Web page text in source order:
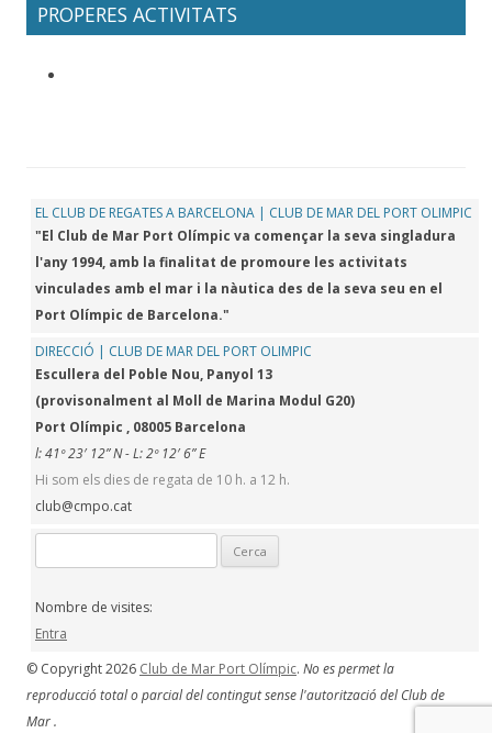
PROPERES ACTIVITATS
EL CLUB DE REGATES A BARCELONA | CLUB DE MAR DEL PORT OLIMPIC
"El Club de Mar Port Olímpic va començar la seva singladura
l'any 1994, amb la finalitat de promoure les activitats
vinculades amb el mar i la nàutica des de la seva seu en el
Port Olímpic de Barcelona."
DIRECCIÓ | CLUB DE MAR DEL PORT OLIMPIC
Escullera del Poble Nou, Panyol 13
(provisonalment al Moll de Marina Modul G20)
Port Olímpic , 08005 Barcelona
l: 41º 23′ 12” N - L: 2º 12′ 6” E
Hi som els dies de regata de 10 h. a 12 h.
club@cmpo.cat
Nombre de visites:
Entra
© Copyright 2026 Club de Mar Port Olímpic. No es permet la
reproducció total o parcial del contingut sense l'autorització del Club de
Mar .